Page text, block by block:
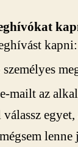
kapni:
mailt az